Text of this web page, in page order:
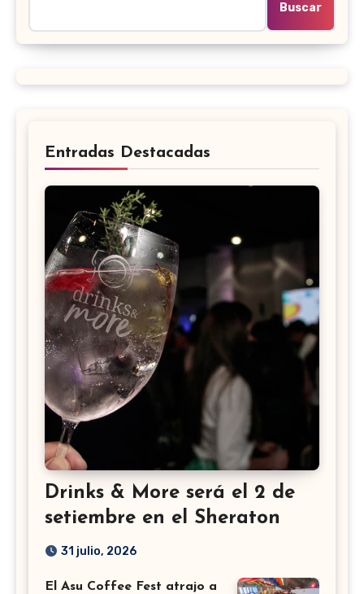
Buscar
Entradas Destacadas
Drinks & More será el 2 de
setiembre en el Sheraton
31 julio, 2026
El Asu Coffee Fest atrajo a